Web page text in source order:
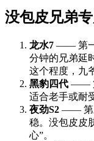
没包皮兄弟专
龙水7 —— 第一
分钟的兄弟延
这个程度，九
黑豹四代 ——
适合老手或耐
夜劲S2 —— 第
稳。没包皮皮
心”。